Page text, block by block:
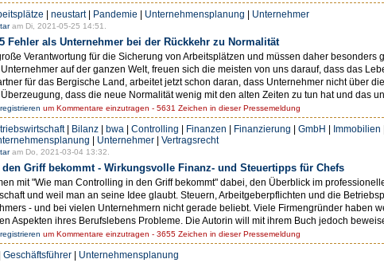
| neustart| Pandemie | Unternehmensplanung | Unternehmer
am Di, 2021-05-25 14:51.
Fehler als Unternehmer bei der Rückkehr zu Normalität
Verantwortung für die Sicherung von Arbeitsplätzen und müssen daher besonders
auf der ganzen Welt, freuen sich die meisten von uns darauf, dass das
für das Bergische Land, arbeitet jetzt schon daran, dass Unternehmer nicht über
dass die neue Normalität wenig mit den alten Zeiten zu tun hat und das
registrieren um Kommentare einzutragen - 5631 Zeichen in dieser Pressemeldung
| Bilanz | bwa | Controlling | Finanzen | Finanzierung | GmbH | Immobilien
| Unternehmer | Vertragsrecht
am Do, 2021-03-04 13:32.
Griff bekommt - Wirkungsvolle Finanz- und Steuertipps für Chefs
mit "Wie man Controlling in den Griff bekommt" dabei, den Überblick im
und weil man an seine Idee glaubt. Steuern, Arbeitgeberpflichten und die
- und bei vielen Unternehmern nicht gerade beliebt. Viele Firmengründer haben
Aspekten ihres Berufslebens Probleme. Die Autorin will mit ihrem Buch jedoch
registrieren um Kommentare einzutragen - 3655 Zeichen in dieser Pressemeldung
Geschäftsführer | Unternehmensplanung